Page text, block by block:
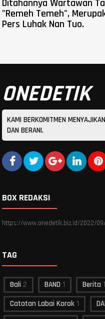
Ditahannya Wartawan
"Remeh Temeh",
Pers Luhak Nan Tuo.
ONEDETIK
KAMI BERKOMITMEN
DAN BERANI.
BOX REDAKSI
https://www.onedetik.biz.id/2022/
TAG
Bali 2 BAND 1 Berita
Catatan Labai Korok 1